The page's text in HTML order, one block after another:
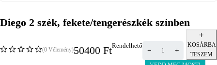
Diego 2 szék, fekete/tengerészkék színben
(0 Vélemény)50400 FtRendelhető
KOSÁRBA
TESZEM